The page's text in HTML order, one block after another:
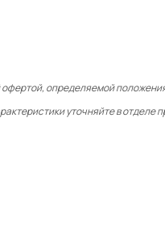
определяемой
уточняйте в отделе